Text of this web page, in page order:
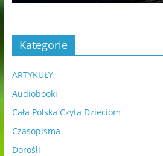
Kategorie
ARTYKUŁY
Audiobooki
Cała Polska Czyta Dzieciom
Czasopisma
Dorośli